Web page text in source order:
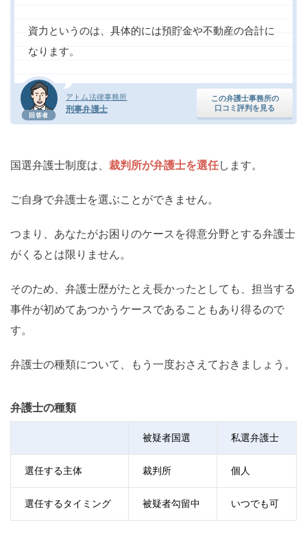
回答者
アトム法律事務所
刑事弁護士
この弁護士事務所の
口コミ評判を見る
資力というのは、具体的には預貯金や不動産の合計に
なります。
国選弁護士制度は、 裁判所が弁護士を選任します。
ご自身で弁護士を選ぶことができません。
つまり、あなたがお困りのケースを得意分野とする弁護士
がくるとは限りません。
そのため、弁護士歴がたとえ長かったとしても、担当する
事件が初めてあつかうケースであることもあり得るので
す。
弁護士の種類について、もう一度おさえておきましょう。
弁護士の種類
被疑者国選 私選弁護士
選任する主体 裁判所 個人
選任するタイミング 被疑者勾留中 いつでも可